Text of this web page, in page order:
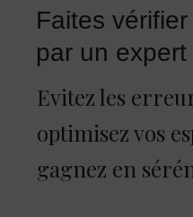
Faites
par un expert
Evitez les
optimisez vos
gagnez en